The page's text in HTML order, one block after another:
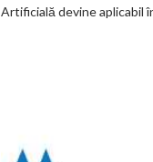
Artificială devine aplicabil